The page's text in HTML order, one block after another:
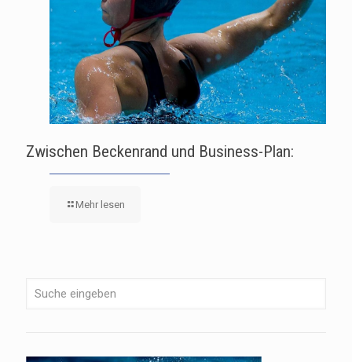
Zwischen Beckenrand und Business-Plan:
Mehr lesen